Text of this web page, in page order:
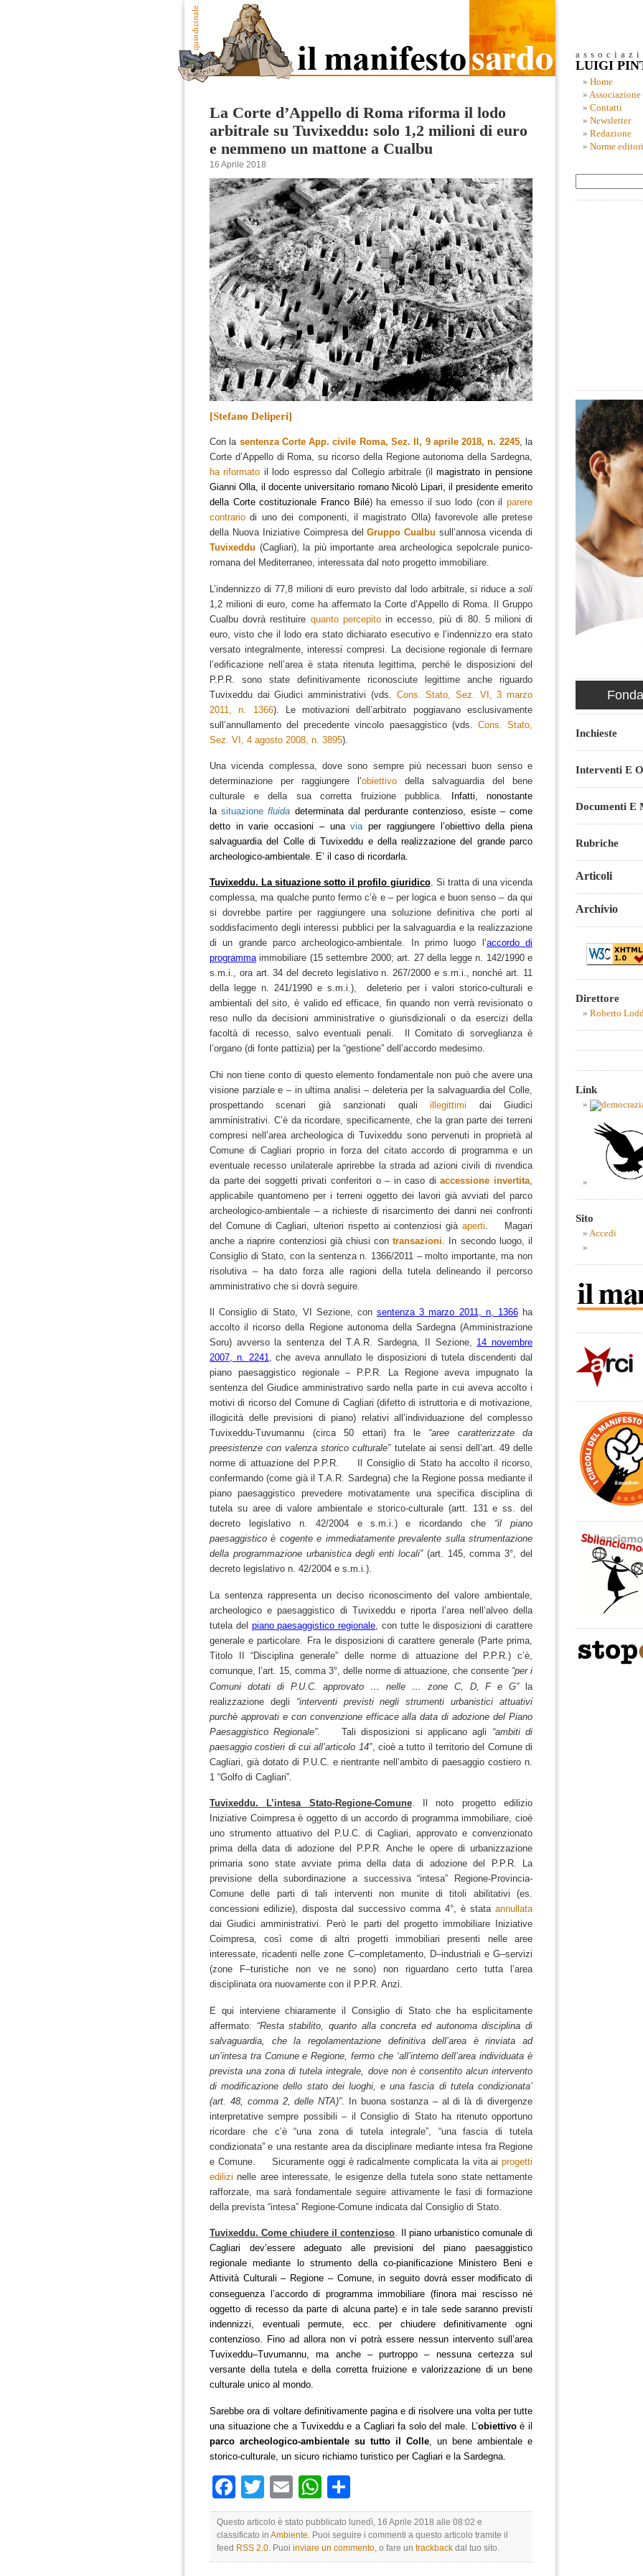
La Corte d’Appello di Roma riforma il lodo
arbitrale su Tuvixeddu: solo 1,2 milioni di euro
e nemmeno un mattone a Cualbu
16 Aprile 2018
[Stefano Deliperi]
Con la sentenza Corte App. civile Roma, Sez. II, 9 aprile 2018, n. 2245, la
Corte d’Appello di Roma, su ricorso della Regione autonoma della Sardegna,
ha riformato il lodo espresso dal Collegio arbitrale (ilmagistrato in pensione
Gianni Olla, il docente universitario romano Nicolò Lipari, il presidente emerito
della Corte costituzionale Franco Bilé) ha emesso il suo lodo (con ilparere
contrario di uno dei componenti, il magistrato Olla) favorevole alle pretese
della Nuova Iniziative Coimpresa delGruppo Cualbu sull’annosa vicenda di
Tuvixeddu (Cagliari), la più importante area archeologica sepolcrale punico-
romana del Mediterraneo, interessata dal noto progetto immobiliare.
L’indennizzo di 77,8 milioni di euro previsto dal lodo arbitrale, si riduce a soli
1,2 milioni di euro, come ha affermato la Corte d’Appello di Roma. Il Gruppo
Cualbu dovrà restituire quanto percepitoin eccesso, più di 80. 5 milioni di
euro, visto che il lodo era stato dichiarato esecutivo e l’indennizzo era stato
versato integralmente, interessi compresi. La decisione regionale di fermare
l’edificazione nell’area è stata ritenuta legittima, perché le disposizioni del
P.P.R. sono state definitivamente riconosciute legittime anche riguardo
Tuvixeddu dai Giudici amministrativi (vds. Cons. Stato, Sez. VI, 3 marzo
2011, n. 1366). Le motivazioni dell’arbitrato poggiavano esclusivamente
sull’annullamento del precedente vincolo paesaggistico (vds. Cons. Stato,
Sez. VI, 4 agosto 2008, n. 3895).
Una vicenda complessa, dove sono sempre più necessari buon senso e
determinazione per raggiungere l’obiettivo della salvaguardia del bene
culturale e della sua corretta fruizione pubblica.
Infatti, nonostante
la situazione fluida determinata dal perdurante contenzioso, esiste – come
detto in varie occasioni – una via per raggiungere l’obiettivo della piena
salvaguardia del Colle di Tuvixeddu e della realizzazione del grande parco
archeologico-ambientale. E’ il caso di ricordarla.
Tuvixeddu. La situazione sotto il profilo giuridico. Si tratta di una vicenda
complessa, ma qualche punto fermo c’è e – per logica e buon senso – da qui
si dovrebbe partire per raggiungere una soluzione definitiva che porti al
soddisfacimento degli interessi pubblici per la salvaguardia e la realizzazione
di un grande parco archeologico-ambientale.
In primo luogo l’accordo di
programmaimmobiliare (15 settembre 2000; art. 27 della legge n. 142/1990 e
s.m.i., ora art. 34 del decreto legislativo n. 267/2000 e s.m.i., nonché art. 11
della legge n. 241/1990 e s.m.i.), deleterio per i valori storico-culturali e
ambientali del sito, è valido ed efficace, fin quando non verrà revisionato o
reso nullo da decisioni amministrative o giurisdizionali o da esercizi della
facoltà di recesso, salvo eventuali penali. Il Comitato di sorveglianza è
l’organo (di fonte pattizia) per la “gestione” dell’accordo medesimo.
Chi non tiene conto di questo elemento fondamentale non può che avere una
visione parziale e – in ultima analisi – deleteria per la salvaguardia del Colle,
prospettando scenari già sanzionati qualiillegittimi dai Giudici
amministrativi. C’è da ricordare, specificamente, che la gran parte dei terreni
compresi nell’area archeologica di Tuvixeddu sono pervenuti in proprietà al
Comune di Cagliari proprio in forza del citato accordo di programma e un
eventuale recesso unilaterale aprirebbe la strada ad azioni civili di rivendica
da parte dei soggetti privati conferitori o – in caso diaccessione invertita
applicabile quantomeno per i terreni oggetto dei lavori già avviati del parco
archeologico-ambientale – a richieste di risarcimento dei danni nei confronti
del Comune di Cagliari, ulteriori rispetto ai contenziosi già aperti . Magari
anche a riaprire contenziosi già chiusi contransazioni
In secondo luogo, il
Consiglio di Stato, con la sentenza n. 1366/2011 – molto importante, ma non
risolutiva – ha dato forza alle ragioni della tutela delineando il percorso
amministrativo che si dovrà seguire.
Il Consiglio di Stato, VI Sezione, consentenza 3 marzo 2011, n, 1366ha
accolto il ricorso della Regione autonoma della Sardegna (Amministrazione
Soru) avverso la sentenza del T.A.R. Sardegna, II Sezione, 14 novembre
2007, n. 2241, che aveva annullato le disposizioni di tutela discendenti dal
piano paesaggistico regionale – P.P.R.
La Regione aveva impugnato la
sentenza del Giudice amministrativo sardo nella parte in cui aveva accolto i
motivi di ricorso del Comune di Cagliari (difetto di istruttoria e di motivazione,
illogicità delle previsioni di piano) relativi all’individuazione del complesso
Tuvixeddu-Tuvumannu (circa 50 ettari) fra le “aree caratterizzate da
preesistenze con valenza storico culturale”tutelate ai sensi dell’art. 49 delle
norme di attuazione del P.P.R. Il Consiglio di Stato ha accolto il ricorso,
confermando (come già il T.A.R. Sardegna) che la Regione possa mediante il
piano paesaggistico prevedere motivatamente una specifica disciplina di
tutela su aree di valore ambientale e storico-culturale (artt. 131 e ss. del
decreto legislativo n. 42/2004 e s.m.i.) e ricordando che “il piano
paesaggistico è cogente e immediatamente prevalente sulla strumentazione
della programmazione urbanistica degli enti locali”(art. 145, comma 3°, del
decreto legislativo n. 42/2004 e s.m.i.).
La sentenza rappresenta un deciso riconoscimento del valore ambientale,
archeologico e paesaggistico di Tuvixeddu e riporta l’area nell’alveo della
tutela del piano paesaggistico regionale , con tutte le disposizioni di carattere
generale e particolare. Fra le disposizioni di carattere generale (Parte prima,
Titolo II “Disciplina generale” delle norme di attuazione del P.P.R.) c’è,
comunque, l’art. 15, comma 3°, delle norme di attuazione, che consente “per i
Comuni dotati di P.U.C. approvato
… nelle … zone C, D, F e G”
la
realizzazione degli “interventi previsti negli strumenti urbanistici attuativi
purchè approvati e con convenzione efficace alla data di adozione del Piano
Paesaggistico Regionale”. Tali disposizioni si applicano agli “ambiti di
paesaggio costieri di cui all’articolo 14″, cioè a tutto il territorio del Comune di
Cagliari, già dotato di P.U.C. e rientrante nell’ambito di paesaggio costiero n.
1 “Golfo di Cagliari”.
Tuvixeddu. L’intesa Stato-Regione-Comune.
Il noto progetto edilizio
Iniziative Coimpresa è oggetto di un accordo di programma immobiliare, cioè
uno strumento attuativo del P.U.C. di Cagliari, approvato e convenzionato
prima della data di adozione del P.P.R. Anche le opere di urbanizzazione
primaria sono state avviate prima della data di adozione del P.P.R.
La
previsione della subordinazione a successiva “intesa” Regione-Provincia-
Comune delle parti di tali interventi non munite di titoli abilitativi (es.
concessioni edilizie), disposta dal successivo comma 4°, è stata annullata
dai Giudici amministrativi.
Però le parti del progetto immobiliare Iniziative
Coimpresa, così come di altri progetti immobiliari presenti nelle aree
interessate, ricadenti nelle zone C–completamento, D–industriali e G–servizi
(zone F–turistiche non ve ne sono) non riguardano certo tutta l’area
disciplinata ora nuovamente con il P.P.R. Anzi.
E qui interviene chiaramente il Consiglio di Stato che ha esplicitamente
affermato: “Resta stabilito, quanto alla concreta ed autonoma disciplina di
salvaguardia, che la regolamentazione definitiva dell’area è rinviata ad
un’intesa tra Comune e Regione , fermo che ‘all’interno dell’area individuata è
prevista unazona di tutela integrale , dove non è consentito alcun intervento
di modificazione dello stato dei luoghi, e unafascia di tutela condizionata’
(art. 48, comma 2, delle NTA)”. In buona sostanza – al di là di divergenze
interpretative sempre possibili – il Consiglio di Stato ha ritenuto opportuno
ricordare che c’è “una zona di tutela integrale”, “una fascia di tutela
condizionata” e una restante area da disciplinare mediante intesa fra Regione
e Comune. Sicuramente oggi è radicalmente complicata la vita ai progetti
edilizi nelle aree interessate, le esigenze della tutela sono state nettamente
rafforzate, ma sarà fondamentale seguire attivamente le fasi di formazione
della prevista “intesa” Regione-Comune indicata dal Consiglio di Stato.
Tuvixeddu. Come chiudere il contenzioso. piano urbanistico comunale di
Cagliari dev’essere adeguato alle previsioni del
piano paesaggistico
regionale mediante lo strumento della co-pianificazione Ministero Beni e
Attività Culturali – Regione – Comune, in seguito dovrà essermodificato di
conseguenza l’accordo di programma immobiliare (finora mai rescisso né
oggetto di recesso da parte di alcuna parte) e in tale sede saranno previsti
indennizzi, eventuali permute, ecc. per chiudere definitivamente ogni
contenzioso. Fino ad allora non vi potrà essere nessun intervento sull’area
Tuvixeddu–Tuvumannu, ma anche – purtroppo – nessuna certezza sul
versante della tutela e della corretta fruizione e valorizzazione di un bene
culturale unico al mondo.
Sarebbe ora di voltare definitivamente pagina e di risolvere una volta per tutte
una situazione che a Tuvixeddu e a Cagliari fa solo del male. L’obiettivoè il
parco archeologico-ambientale su tutto il Colle , un bene ambientale e
storico-culturale, un sicuro richiamo turistico per Cagliari e la Sardegna.
Facebook
TwitterEmailWhatsApp
Questo articolo è stato pubblicato lunedì, 16 Aprile 2018 alle 08:02 e
classificato in Ambiente . Puoi seguire i commenti a questo articolo tramite il
feed RSS 2.0 . Puoi inviare un commento , o fare un trackback dal tuo sito.
LUIGI
Home
Associazione
Contatti
Newsletter
Redazione
Norme
Inchieste
Interventi E
Documenti E
Rubriche
Articoli
Archivio
Direttore
Roberto
Link
Sito
Accedi